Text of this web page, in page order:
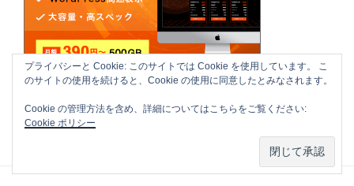
プライバシーと Cookie: このサイトでは Cookie を使用しています。 こ
のサイトの使用を続けると、Cookie の使用に同意したとみなされます。
Cookie の管理方法を含め、詳細についてはこちらをご覧ください:
Cookie ポリシー